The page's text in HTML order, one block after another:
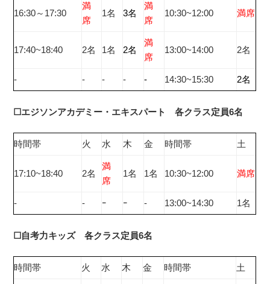
16:30～17:30
満
席
1名 3名
満
席
10:30~12:00 満席
17:40~18:40 2名 1名 2名
満
席
13:00~14:00 2名
‐ ‐ ‐ ‐ ‐ 14:30~15:30 2名
☐エジソンアカデミー・エキスパート 各クラス定員6名
時間帯 火 水 木 金 時間帯 土
17:10~18:40 2名
満
席
1名 1名 10:30~12:00 満席
‐ ‐ ｰ ｰ ‐ 13:00~14:30 1名
☐自考力キッズ 各クラス定員6名
時間帯 火 水 木 金 時間帯 土